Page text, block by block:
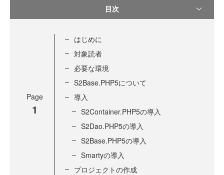
目次
Page
1
はじめに
対象読者
必要な環境
S2Base.PHP5について
導入
S2Container.PHP5の導入
S2Dao.PHP5の導入
S2Base.PHP5の導入
Smartyの導入
プロジェクトの作成